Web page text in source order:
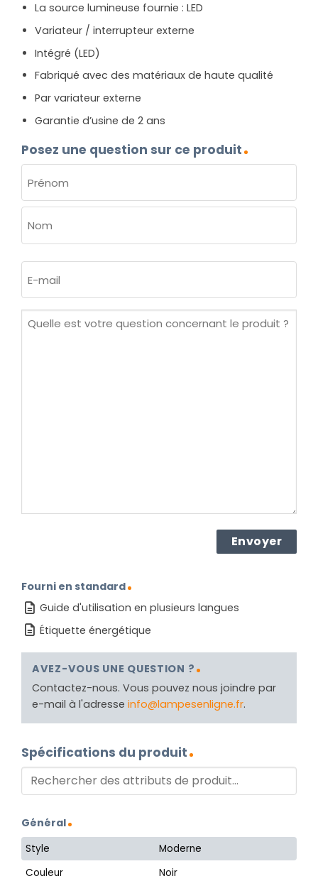
La source lumineuse fournie : LED
Variateur / interrupteur externe
Intégré (LED)
Fabriqué avec des matériaux de haute qualité
Par variateur externe
Garantie d’usine de 2 ans
Posez une question sur ce produit
(NÉCESSAIRE)
Prénom
mail
Quelle
Fourni en standard
Guide d'utilisation en plusieurs langues
Étiquette énergétique
AVEZ-VOUS UNE QUESTION ?
Contactez-nous. Vous pouvez nous joindre par
e-mail à l'adresse info@lampesenligne.fr.
Spécifications du produit
Général
Style
Moderne
Couleur
Noir